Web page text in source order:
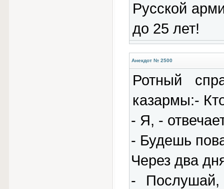
Русской
до 25 лет!
Анекдот № 2500
Ротный
казармы:-
- Я, -
- Будешь
Через два
- Послушай,